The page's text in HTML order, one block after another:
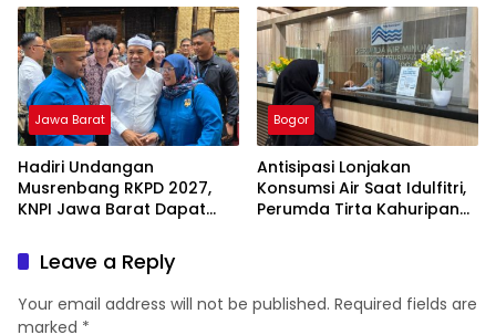
Jangan Tunggu Viral Baru
Bertindak
Jawa Barat
Hadiri Undangan
Musrenbang RKPD 2027,
KNPI Jawa Barat Dapat
Bogor
Antisipasi Lonjakan
Konsumsi Air Saat Idulfitri,
Perumda Tirta Kahuripan
Leave a Reply
Your email address will not be published. Required fields are
marked *